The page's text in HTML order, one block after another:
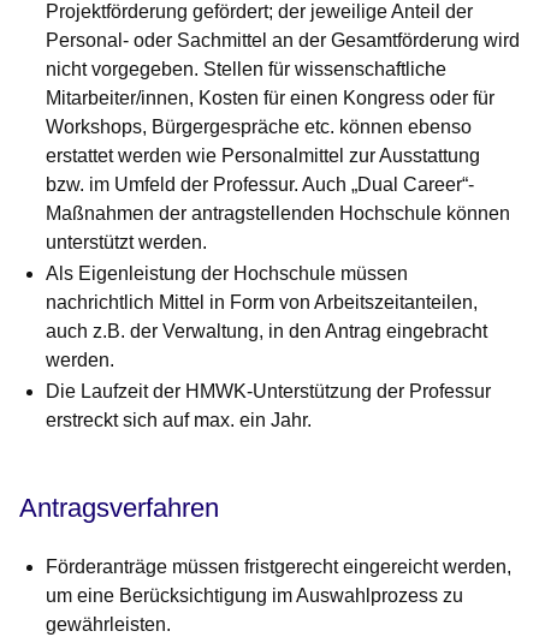
Projektförderung gefördert; der jeweilige Anteil der
Personal- oder Sachmittel an der Gesamtförderung wird
nicht vorgegeben. Stellen für wissenschaftliche
Mitarbeiter/innen, Kosten für einen Kongress oder für
Workshops, Bürgergespräche etc. können ebenso
erstattet werden wie Personalmittel zur Ausstattung
bzw. im Umfeld der Professur. Auch „Dual Career“-
Maßnahmen der antragstellenden Hochschule können
unterstützt werden.
Als Eigenleistung der Hochschule müssen
nachrichtlich Mittel in Form von Arbeitszeitanteilen,
auch z.B. der Verwaltung, in den Antrag eingebracht
werden.
Die Laufzeit der HMWK-Unterstützung der Professur
erstreckt sich auf max. ein Jahr.
Antragsverfahren
Förderanträge müssen fristgerecht eingereicht werden,
um eine Berücksichtigung im Auswahlprozess zu
gewährleisten.